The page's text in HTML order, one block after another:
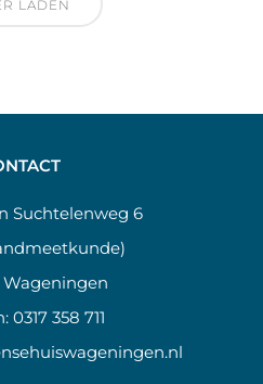
LADEN
Suchtelenweg 6
Wageningen
0317 358 711